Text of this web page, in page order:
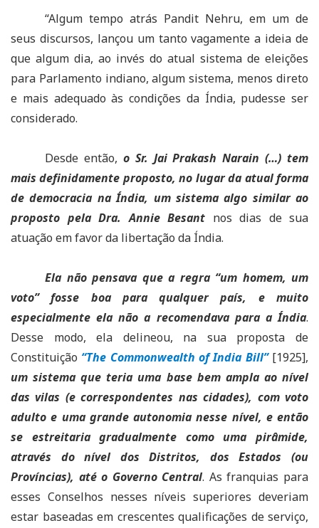
“Algum tempo atrás Pandit Nehru, em um de
seus discursos, lançou um tanto vagamente a ideia de
que algum dia, ao invés do atual sistema de eleições
para Parlamento indiano, algum sistema, menos direto
e mais adequado às condições da Índia, pudesse ser
considerado.
Desde então, o Sr. Jai Prakash Narain (…) tem
mais definidamente proposto, no lugar da atual forma
de democracia na Índia, um sistema algo similar ao
proposto pela Dra. Annie Besant nos dias de sua
atuação em favor da libertação da Índia.
Ela não pensava que a regra “um homem, um
voto” fosse boa para qualquer país, e muito
especialmente ela não a recomendava para a Índia.
Desse modo, ela delineou, na sua proposta de
Constituição “The Commonwealth of India Bill”[1925],
um sistema que teria uma base bem ampla ao nível
das vilas (e correspondentes nas cidades), com voto
adulto e uma grande autonomia nesse nível, e então
se estreitaria gradualmente como uma pirâmide,
através do nível dos Distritos, dos Estados (ou
Províncias), até o Governo Central. As franquias para
esses Conselhos nesses níveis superiores deveriam
estar baseadas em crescentes qualificações de serviço,